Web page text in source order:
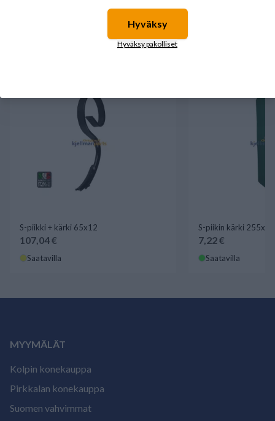
Sinua saattavat kiinnostaa myös nämä
S-piikki + kärki 65x12
107,04 €
Saatavilla
S-piikin kärki
7,22 €
Saatavilla
MYYMÄLÄT
Kolpin konekauppa
Pirkkalan konekauppa
Suomen vahvimmat
Hyväksy
Hyväksy pakolliset